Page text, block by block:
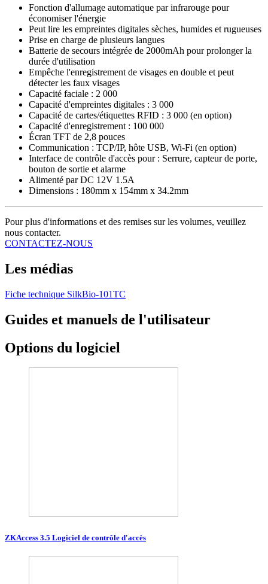
Fonction d'allumage automatique par infrarouge pour
économiser l'énergie
Peut lire les empreintes digitales sèches, humides et rugueuses
Prise en charge de plusieurs langues
Batterie de secours intégrée de 2000mAh pour prolonger la
durée d'utilisation
Empêche l'enregistrement de visages en double et peut
détecter les faux visages
Capacité faciale : 2 000
Capacité d'empreintes digitales : 3 000
Capacité de cartes/étiquettes RFID : 3 000 (en option)
Capacité d'enregistrement : 100 000
Écran TFT de 2,8 pouces
Communication : TCP/IP, hôte USB, Wi-Fi (en option)
Interface de contrôle d'accès pour : Serrure, capteur de porte,
bouton de sortie et alarme
Alimenté par DC 12V 1.5A
Dimensions : 180mm x 154mm x 34.2mm
Pour plus d'informations et des remises sur les volumes, veuillez
nous contacter.
CONTACTEZ-NOUS
Les médias
Fiche technique SilkBio-101TC
Guides et manuels de l'utilisateur
Options du logiciel
ZKAccess 3.5 Logiciel de contrôle d'accès